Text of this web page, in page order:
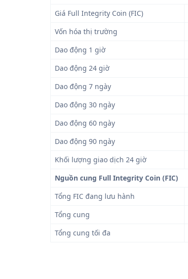
Giá Full Integrity Coin (FIC)
Vốn hóa thị trường
Dao động 1 giờ
Dao động 24 giờ
Dao động 7 ngày
Dao động 30 ngày
Dao động 60 ngày
Dao động 90 ngày
Khối lượng giao dịch 24 giờ
Nguồn cung Full Integrity Coin (FIC)
Tổng FIC đang lưu hành
Tổng cung
Tổng cung tối đa